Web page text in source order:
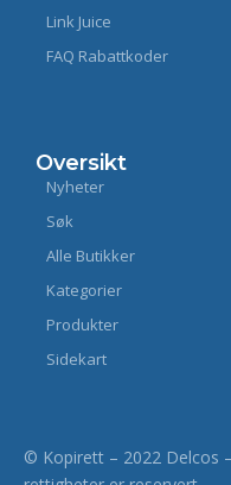
Link Juice
FAQ Rabattkoder
Oversikt
Nyheter
Søk
Alle Butikker
Kategorier
Produkter
Sidekart
© Kopirett – 2022 Delcos